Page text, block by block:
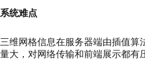
系统难点
三维网格信息在服务器端由插值
量大，对网络传输和前端展示都有